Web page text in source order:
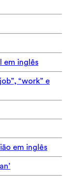
em inglês
“work” e
em inglês